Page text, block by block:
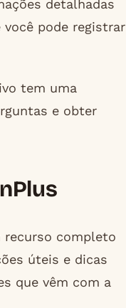
detalhadas
você pode registrar
tem uma
e obter
recurso completo
úteis e dicas
que vêm com a